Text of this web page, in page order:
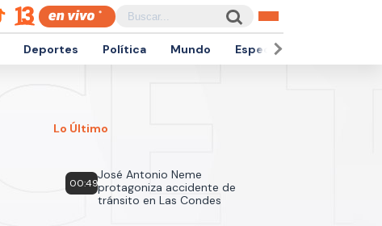
Deportes Política Mundo Espectáculos
Lo Último
00:49
José Antonio Neme
protagoniza accidente de
tránsito en Las Condes